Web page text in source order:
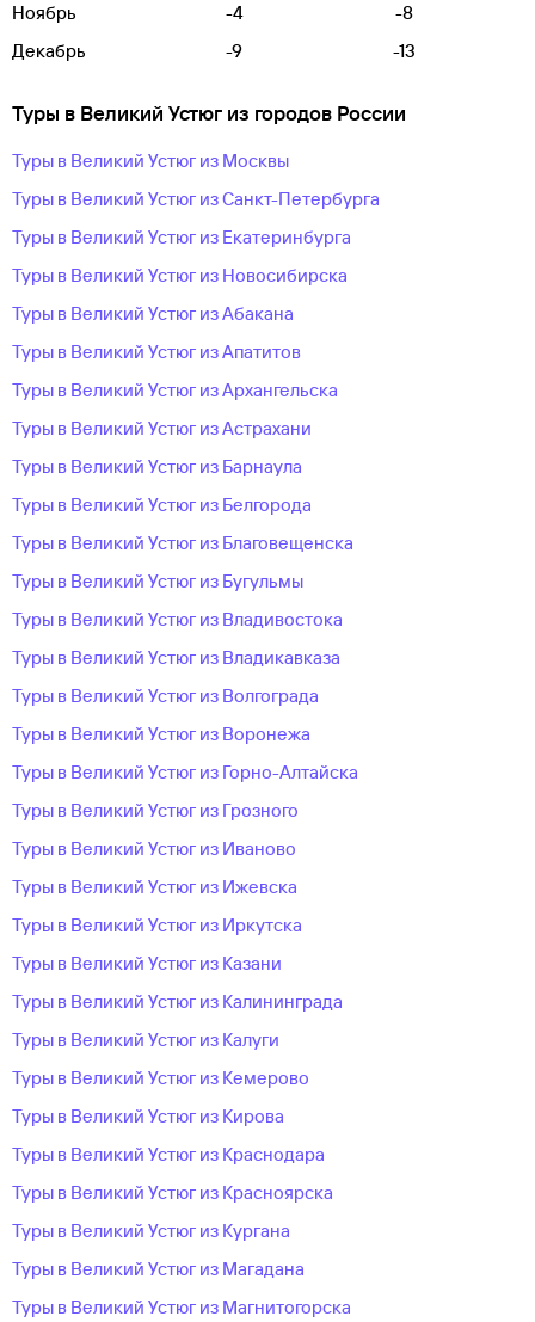
Ноябрь
-4
-8
Декабрь
-9 -13
Туры в Великий Устюг из городов России
Туры в Великий Устюг из Москвы
Туры в Великий Устюг из Санкт-Петербурга
Туры в Великий Устюг из Екатеринбурга
Туры в Великий Устюг из Новосибирска
Туры в Великий Устюг из Абакана
Туры в Великий Устюг из Апатитов
Туры в Великий Устюг из Архангельска
Туры в Великий Устюг из Астрахани
Туры в Великий Устюг из Барнаула
Туры в Великий Устюг из Белгорода
Туры в Великий Устюг из Благовещенска
Туры в Великий Устюг из Бугульмы
Туры в Великий Устюг из Владивостока
Туры в Великий Устюг из Владикавказа
Туры в Великий Устюг из Волгограда
Туры в Великий Устюг из Воронежа
Туры в Великий Устюг из Горно-Алтайска
Туры в Великий Устюг из Грозного
Туры в Великий Устюг из Иваново
Туры в Великий Устюг из Ижевска
Туры в Великий Устюг из Иркутска
Туры в Великий Устюг из Казани
Туры в Великий Устюг из Калининграда
Туры в Великий Устюг из Калуги
Туры в Великий Устюг из Кемерово
Туры в Великий Устюг из Кирова
Туры в Великий Устюг из Краснодара
Туры в Великий Устюг из Красноярска
Туры в Великий Устюг из Кургана
Туры в Великий Устюг из Магадана
Туры в Великий Устюг из Магнитогорска